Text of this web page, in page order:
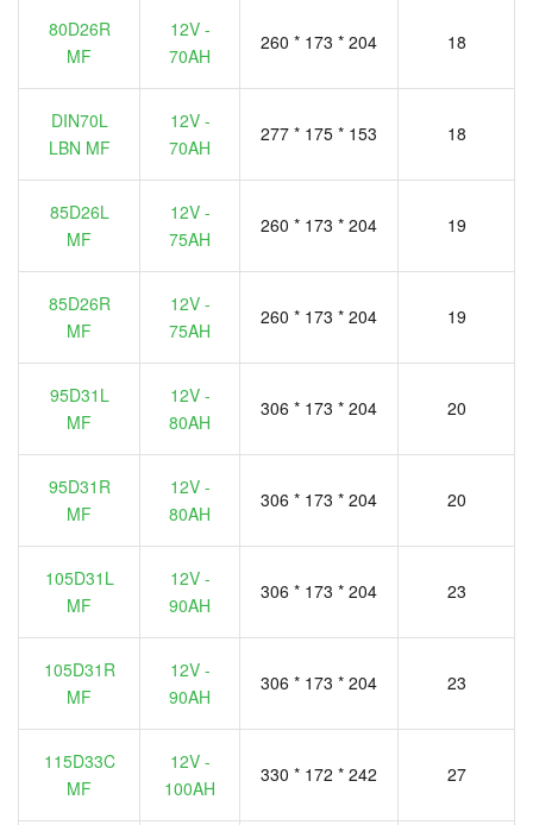
80D26R
MF
12V -
70AH
260 * 173 * 204 18
DIN70L
LBN MF
12V -
70AH
277 * 175 * 153 18
85D26L
MF
12V -
75AH
260 * 173 * 204 19
85D26R
MF
12V -
75AH
260 * 173 * 204 19
95D31L
MF
12V -
80AH
306 * 173 * 204 20
95D31R
MF
12V -
80AH
306 * 173 * 204 20
105D31L
MF
12V -
90AH
306 * 173 * 204 23
105D31R
MF
12V -
90AH
306 * 173 * 204 23
115D33C
MF
12V -
100AH
330 * 172 * 242 27